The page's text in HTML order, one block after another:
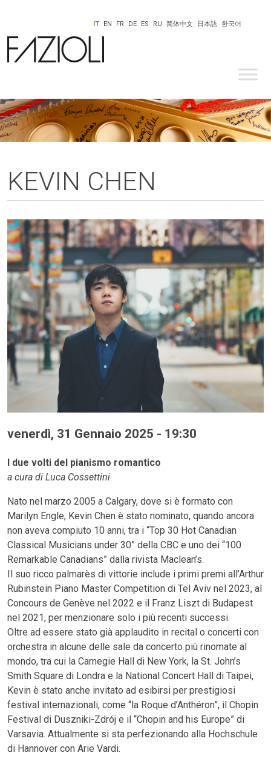
한국어
日本語
IT EN FR DE ES RU 简体中文
KEVIN CHEN
venerdì, 31 Gennaio 2025 - 19:30
I due volti del pianismo romantico
a cura di Luca Cossettini
Nato nel marzo 2005 a Calgary, dove si è formato con
Marilyn Engle, Kevin Chen è stato nominato, quando ancora
non aveva compiuto 10 anni, tra i “Top 30 Hot Canadian
Classical Musicians under 30” della CBC e uno dei “100
Remarkable Canadians” dalla rivista Maclean’s.
Il suo ricco palmarès di vittorie include i primi premi all’Arthur
Rubinstein Piano Master Competition di Tel Aviv nel 2023, al
Concours de Genève nel 2022 e il Franz Liszt di Budapest
nel 2021, per menzionare solo i più recenti successi.
Oltre ad essere stato già applaudito in recital o concerti con
orchestra in alcune delle sale da concerto più rinomate al
mondo, tra cui la Carnegie Hall di New York, la St. John’s
Smith Square di Londra e la National Concert Hall di Taipei,
Kevin è stato anche invitato ad esibirsi per prestigiosi
festival internazionali, come “la Roque d’Anthéron”, il Chopin
Festival di Duszniki-Zdrój e il “Chopin and his Europe” di
Varsavia. Attualmente si sta perfezionando alla Hochschule
di Hannover con Arie Vardi.